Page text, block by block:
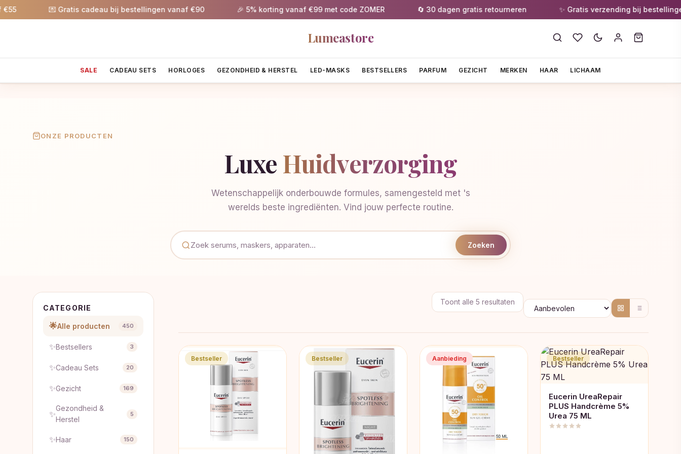
💌 Gratis cadeau bij bestellingen vanaf €90 🎉 5% korting vanaf €99 met code ZOMER 🔄 30 dagen gratis retourneren ✨ Gratis verzending bij bestellingen
Lumeastore
SALE CADEAU SETS HORLOGES GEZONDHEID & HERSTEL LED-MASKS BESTSELLERS PARFUM GEZICHT MERKEN HAAR LICHAAM
ONZE PRODUCTEN
Luxe Huidverzorging
Wetenschappelijk onderbouwde formules, samengesteld met 's
werelds beste ingrediënten. Vind jouw perfecte routine.
Zoeken
CATEGORIE
🌟Alle producten 450
✨Bestsellers 3
✨Cadeau Sets 20
✨Gezicht 169
✨
Gezondheid &
Herstel
5
✨Haar 150
Toont alle 5 resultaten Gesorteerd
op
Bestseller Bestseller Aanbieding Bestseller
Eucerin UreaRepair
PLUS Handcrème 5%
Urea 75 ML